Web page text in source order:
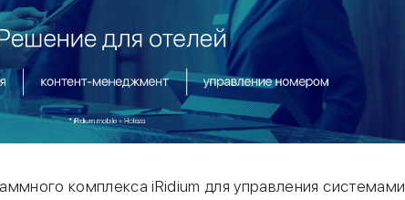
комплекса iRidium для управления системами